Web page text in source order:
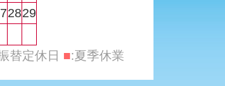
2829
替定休日 ■:夏季休業